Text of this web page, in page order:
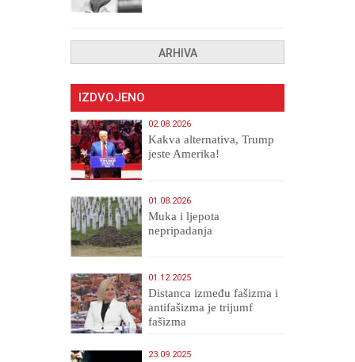
ARHIVA
IZDVOJENO
02.08.2026
Kakva alternativa, Trump
jeste Amerika!
01.08.2026
Muka i ljepota
nepripadanja
01.12.2025
Distanca između fašizma i
antifašizma je trijumf
fašizma
23.09.2025